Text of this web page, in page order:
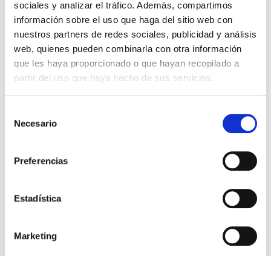
sociales y analizar el tráfico. Además, compartimos
información sobre el uso que haga del sitio web con
nuestros partners de redes sociales, publicidad y análisis
web, quienes pueden combinarla con otra información
que les haya proporcionado o que hayan recopilado a
partir del uso que haya hecho de sus servicios.
Necesario
Preferencias
Estadística
Marketing
Cables fotovoltaicos
Vehículo eléctrico